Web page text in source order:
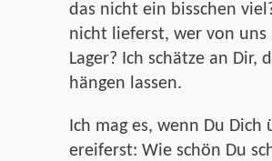
das nicht ein bisschen
nicht lieferst, wer von
Lager? Ich schätze an Dir,
hängen lassen.
Ich mag es, wenn Du
ereiferst: Wie schön Du